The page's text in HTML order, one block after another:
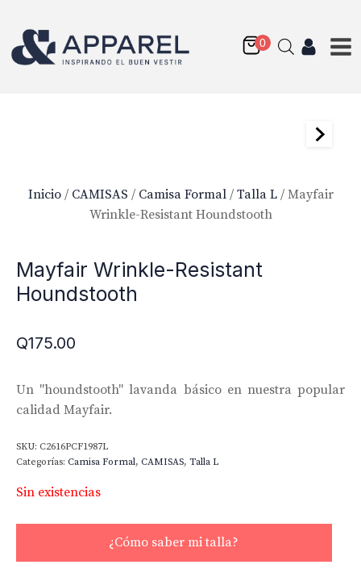
Inicio/ CAMISAS / Camisa Formal/ Talla L/ Mayfair
Wrinkle-Resistant Houndstooth
Mayfair Wrinkle-Resistant
Houndstooth
Q175.00
Un "houndstooth" lavanda básico en nuestra popular
calidad Mayfair.
SKU: C2616PCF1987L
Categorías: Camisa Formal, CAMISAS, Talla L
Sin existencias
¿Cómo saber mi talla?